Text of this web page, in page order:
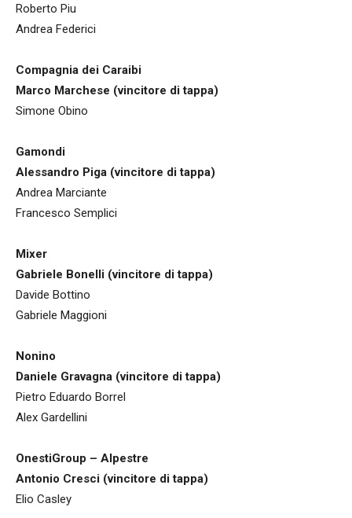
Roberto Piu
Andrea Federici
Compagnia dei Caraibi
Marco Marchese (vincitore di tappa)
Simone Obino
Gamondi
Alessandro Piga (vincitore di tappa)
Andrea Marciante
Francesco Semplici
Mixer
Gabriele Bonelli (vincitore di tappa)
Davide Bottino
Gabriele Maggioni
Nonino
Daniele Gravagna (vincitore di tappa)
Pietro Eduardo Borrel
Alex Gardellini
OnestiGroup – Alpestre
Antonio Cresci (vincitore di tappa)
Elio Casley